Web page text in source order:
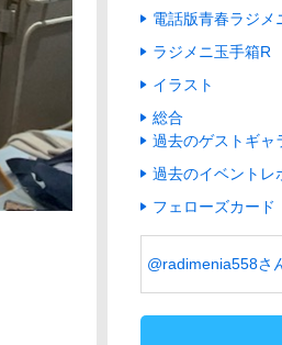
電話版青春ラジメ
ラジメニ玉手箱R
イラスト
総合
過去のゲストギャ
過去のイベントレ
フェローズカード
@radimenia558さ